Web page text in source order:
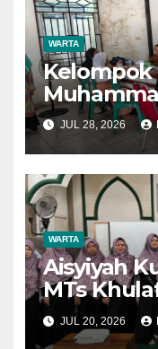
WARTA
Kelompok
Dibagi
Desa
JUL 28, 2026
WARTA
Aisyiyah
MTs
Perkuat
JUL 20, 2026